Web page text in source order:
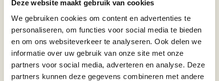
Deze website maakt gebruik van cookies
We gebruiken cookies om content en advertenties te
personaliseren, om functies voor social media te bieden
en om ons websiteverkeer te analyseren. Ook delen we
informatie over uw gebruik van onze site met onze
partners voor social media, adverteren en analyse. Deze
partners kunnen deze gegevens combineren met andere
CATEGORIEËN
Tuin
THEMA’S